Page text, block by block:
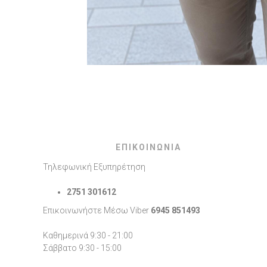
ΕΠΙΚΟΙΝΩΝΙΑ
Τηλεφωνική Εξυπηρέτηση
2751 301612
Επικοινωνήστε Μέσω Viber 6945 851493
Καθημερινά 9:30 - 21:00
Σάββατο 9:30 - 15:00